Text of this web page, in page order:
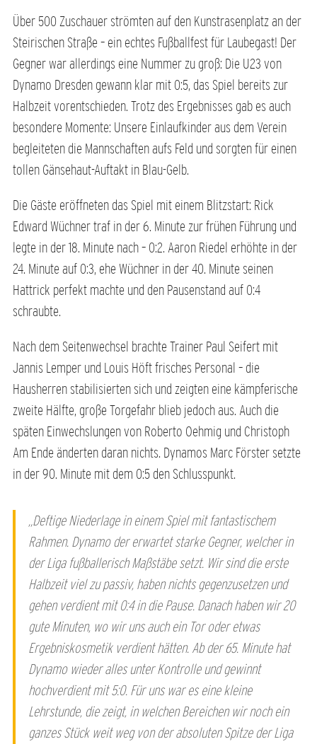
Über 500 Zuschauer strömten auf den Kunstrasenplatz an der
Steirischen Straße – ein echtes Fußballfest für Laubegast! Der
Gegner war allerdings eine Nummer zu groß: Die U23 von
Dynamo Dresden gewann klar mit 0:5, das Spiel bereits zur
Halbzeit vorentschieden. Trotz des Ergebnisses gab es auch
besondere Momente: Unsere Einlaufkinder aus dem Verein
begleiteten die Mannschaften aufs Feld und sorgten für einen
tollen Gänsehaut-Auftakt in Blau-Gelb.
Die Gäste eröffneten das Spiel mit einem Blitzstart: Rick
Edward Wüchner traf in der 6. Minute zur frühen Führung und
legte in der 18. Minute nach – 0:2. Aaron Riedel erhöhte in der
24. Minute auf 0:3, ehe Wüchner in der 40. Minute seinen
Hattrick perfekt machte und den Pausenstand auf 0:4
schraubte.
Nach dem Seitenwechsel brachte Trainer Paul Seifert mit
Jannis Lemper und Louis Höft frisches Personal – die
Hausherren stabilisierten sich und zeigten eine kämpferische
zweite Hälfte, große Torgefahr blieb jedoch aus. Auch die
späten Einwechslungen von Roberto Oehmig und Christoph
Am Ende änderten daran nichts. Dynamos Marc Förster setzte
in der 90. Minute mit dem 0:5 den Schlusspunkt.
„Deftige Niederlage in einem Spiel mit fantastischem
Rahmen. Dynamo der erwartet starke Gegner, welcher in
der Liga fußballerisch Maßstäbe setzt. Wir sind die erste
Halbzeit viel zu passiv, haben nichts gegenzusetzen und
gehen verdient mit 0:4 in die Pause. Danach haben wir 20
gute Minuten, wo wir uns auch ein Tor oder etwas
Ergebniskosmetik verdient hätten. Ab der 65. Minute hat
Dynamo wieder alles unter Kontrolle und gewinnt
hochverdient mit 5:0. Für uns war es eine kleine
Lehrstunde, die zeigt, in welchen Bereichen wir noch ein
ganzes Stück weit weg von der absoluten Spitze der Liga